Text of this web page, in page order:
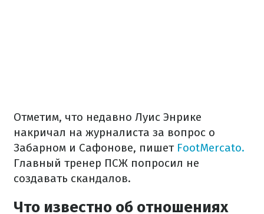
Отметим, что недавно Луис Энрике
накричал на журналиста за вопрос о
Забарном и Сафонове, пишет FootMercato.
Главный тренер ПСЖ попросил не
создавать скандалов.
Что известно об отношениях